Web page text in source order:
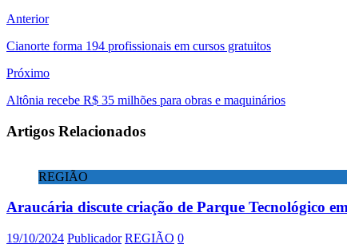
Anterior
Cianorte forma 194 profissionais em cursos gratuitos
Próximo
Altônia recebe R$ 35 milhões para obras e maquinários
Artigos Relacionados
REGIÃO
Araucária discute criação de Parque Tecnológico
19/10/2024 Publicador REGIÃO 0